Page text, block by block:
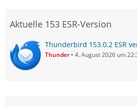
Aktuelle 153 ESR-Version
Thunderbird 153.0.2 ESR
Thunder 4. August 2026 um